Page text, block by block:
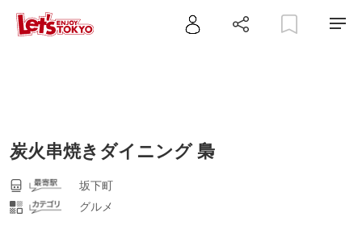
炭火串焼きダイニング 梟
坂下町
グルメ